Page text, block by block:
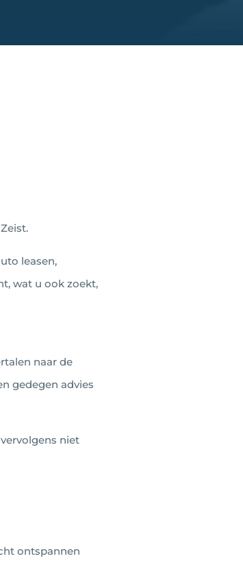
leasen,
wat u ook zoekt,
naar de
gedegen advies
niet
ontspannen